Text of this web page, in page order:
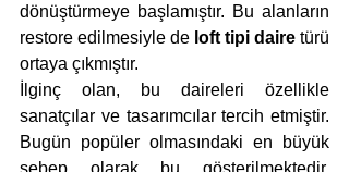
dönüştürmeye başlamıştır. Bu alanların
restore edilmesiyle de loft tipi daire türü
ortaya çıkmıştır.
İlginç olan, bu daireleri özellikle
sanatçılar ve tasarımcılar tercih etmiştir.
Bugün popüler olmasındaki en büyük
sebep olarak bu gösterilmektedir.